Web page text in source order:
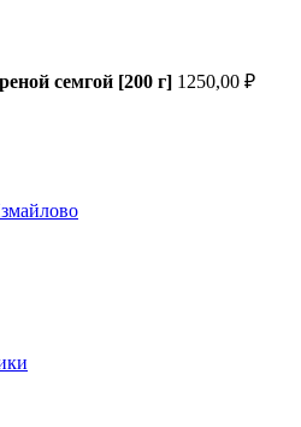
семгой [200 г] 1250,00 ₽